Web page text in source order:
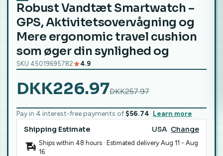
Robust Vandtæt Smartwatch –
GPS, Aktivitetsovervågning og
Mere ergonomic travel cushion
som øger din synlighed og
SKU 45019695782 4.9
DKK226.97DKK257.97
Pay in 4 interest-free payments of $56.74 Learn more
Shipping Estimate USA Change
Ships within 48 hours · Estimated delivery Aug 11 - Aug
16